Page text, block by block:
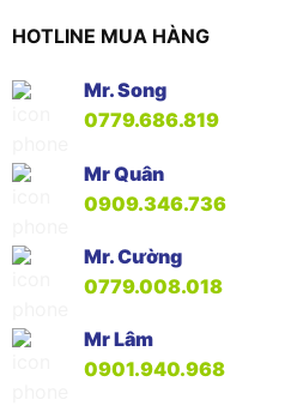
HOTLINE MUA HÀNG
Mr. Song
0779.686.819
Mr Quân
0909.346.736
Mr. Cường
0779.008.018
Mr Lâm
0901.940.968